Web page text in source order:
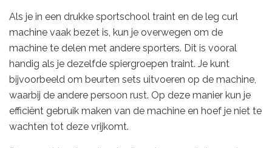
Als je in een drukke sportschool traint en de leg curl
machine vaak bezet is, kun je overwegen om de
machine te delen met andere sporters. Dit is vooral
handig als je dezelfde spiergroepen traint. Je kunt
bijvoorbeeld om beurten sets uitvoeren op de machine,
waarbij de andere persoon rust. Op deze manier kun je
efficiënt gebruik maken van de machine en hoef je niet te
wachten tot deze vrijkomt.